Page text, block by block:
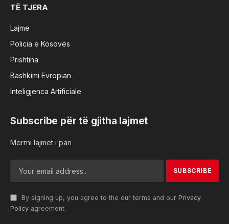
TË TJERA
Lajme
Policia e Kosovës
Prishtina
Bashkimi Evropian
Inteligjenca Artificiale
Subscribe për të gjitha lajmet
Merrni lajmet i pari
By signing up, you agree to the our terms and our Privacy
Policy agreement.